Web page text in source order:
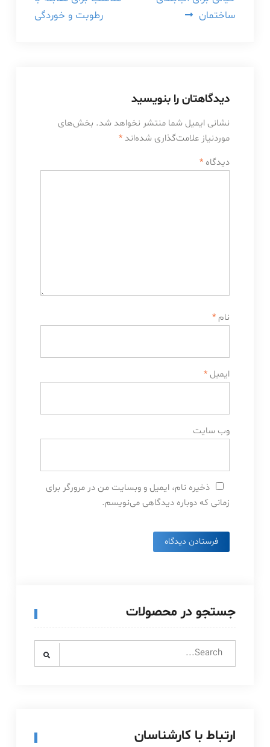
رطوبت و خوردگی
ساختمان
دیدگاهتان را بنویسید
نشانی ایمیل شما منتشر نخواهد شد. بخش‌های
موردنیاز علامت‌گذاری شده‌اند *
دیدگاه *
نام *
ایمیل *
وب‌ سایت
ذخیره نام، ایمیل و وبسایت من در مرورگر برای
زمانی که دوباره دیدگاهی می‌نویسم.
جستجو در محصولات
Search
ارتباط با کارشناسان